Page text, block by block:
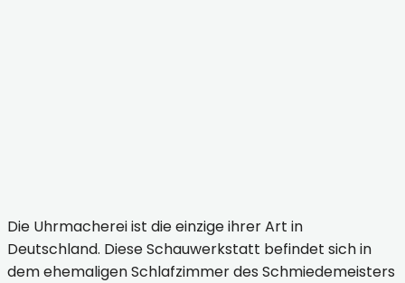
Die Uhrmacherei ist die einzige ihrer Art in
Deutschland. Diese Schauwerkstatt befindet sich in
dem ehemaligen Schlafzimmer des Schmiedemeisters